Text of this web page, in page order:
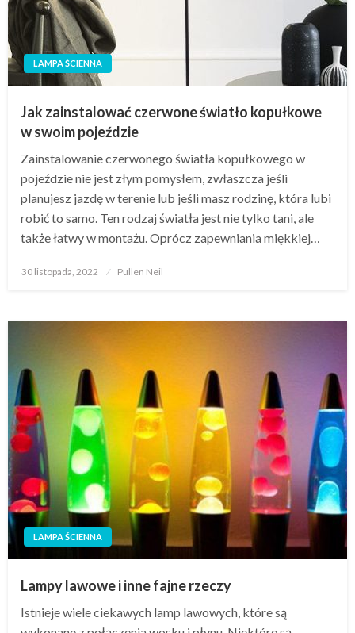
LAMPA ŚCIENNA
Jak zainstalować czerwone światło kopułkowe
w swoim pojeździe
Zainstalowanie czerwonego światła kopułkowego w
pojeździe nie jest złym pomysłem, zwłaszcza jeśli
planujesz jazdę w terenie lub jeśli masz rodzinę, która lubi
robić to samo. Ten rodzaj światła jest nie tylko tani, ale
także łatwy w montażu. Oprócz zapewniania miękkiej…
Opublikowane
30 listopada, 2022 Pullen Neil
LAMPA ŚCIENNA
Lampy lawowe i inne fajne rzeczy
Istnieje wiele ciekawych lamp lawowych, które są